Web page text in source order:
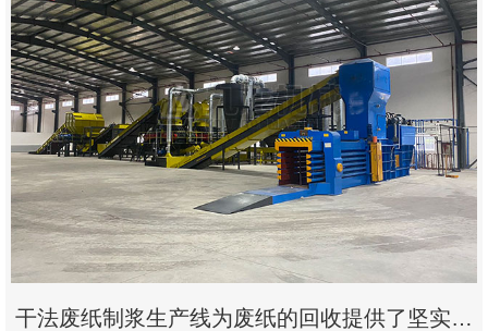
公
司
豫
ICP
备
19020390
号-1
干法废纸制浆生产线为废纸的回收提供了坚实的